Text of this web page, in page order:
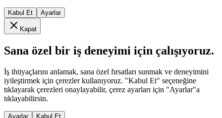
Kabul Et Ayarlar
Kapat
Sana özel bir iş deneyimi için çalışıyoruz.
İş ihtiyaçlarını anlamak, sana özel fırsatları sunmak ve deneyimini
iyileştirmek için çerezler kullanıyoruz. "Kabul Et" seçeneğine
tıklayarak çerezleri onaylayabilir, çerez ayarları için "Ayarlar"a
tıklayabilirsin.
Ayarlar Kabul Et